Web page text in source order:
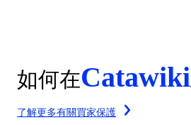
如何在Catawiki
了解更多有關買家保護